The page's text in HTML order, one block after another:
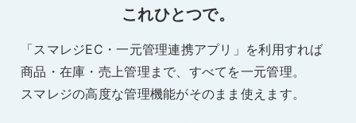
これひとつで。
「スマレジEC・一元管理連携アプリ」を利用すれば
商品・在庫・売上管理まで、すべてを一元管理。
スマレジの高度な管理機能がそのまま使えます。